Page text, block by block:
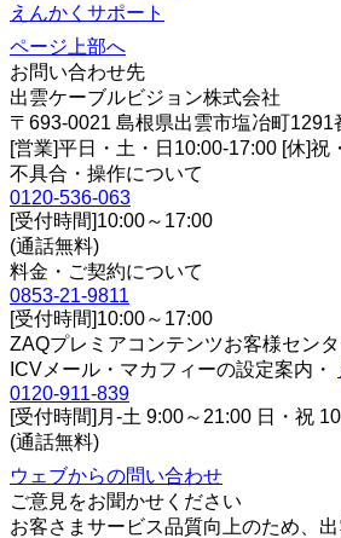
えんかくサポート
ページ上部へ
お問い合わせ先
出雲ケーブルビジョン株式会社
〒693-0021 島根県出雲市塩冶町1291
[営業]平日・土・日10:00-17:00 [休]祝
不具合・操作について
0120-536-063
[受付時間]10:00～17:00
(通話無料)
料金・ご契約について
0853-21-9811
[受付時間]10:00～17:00
ZAQプレミアコンテンツお客様セン
ICVメール・マカフィーの設定案内・
0120-911-839
[受付時間]月-土 9:00～21:00 日・祝
(通話無料)
ウェブからの問い合わせ
ご意見をお聞かせください
お客さまサービス品質向上のため、